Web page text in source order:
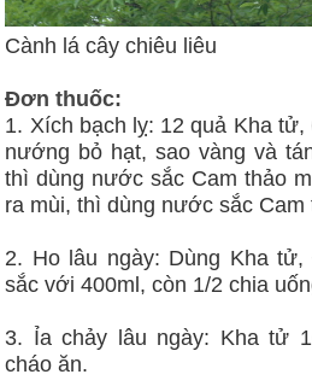
Cành lá cây chiêu liêu
Đơn thuốc:
1. Xích bạch lỵ: 12 quả Kha
nướng bỏ hạt, sao vàng và
thì dùng nước sắc Cam thảo
ra mùi, thì dùng nước sắc Cam
2. Ho lâu ngày: Dùng Kha
sắc với 400ml, còn 1/2 chia
3. Ỉa chảy lâu ngày: Kha tử
cháo ăn.